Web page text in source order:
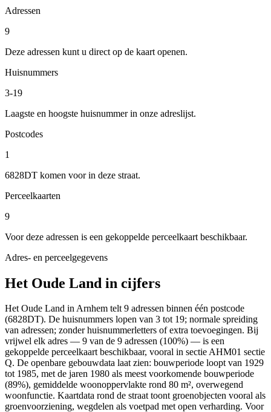
Adressen
9
Deze adressen kunt u direct op de kaart openen.
Huisnummers
3-19
Laagste en hoogste huisnummer in onze adreslijst.
Postcodes
1
6828DT komen voor in deze straat.
Perceelkaarten
9
Voor deze adressen is een gekoppelde perceelkaart beschikbaar.
Adres- en perceelgegevens
Het Oude Land in cijfers
Het Oude Land in Arnhem telt 9 adressen binnen één postcode
(6828DT). De huisnummers lopen van 3 tot 19; normale spreiding
van adressen; zonder huisnummerletters of extra toevoegingen. Bij
vrijwel elk adres — 9 van de 9 adressen (100%) — is een
gekoppelde perceelkaart beschikbaar, vooral in sectie AHM01 sectie
Q. De openbare gebouwdata laat zien: bouwperiode loopt van 1929
tot 1985, met de jaren 1980 als meest voorkomende bouwperiode
(89%), gemiddelde woonoppervlakte rond 80 m², overwegend
woonfunctie. Kaartdata rond de straat toont groenobjecten vooral als
groenvoorziening, wegdelen als voetpad met open verharding. Voor